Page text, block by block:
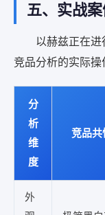
五、实战
以赫兹正在
竞品分析的实际操
分
析
维
度
竞品共
外